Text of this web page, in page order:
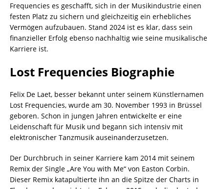
Frequencies es geschafft, sich in der Musikindustrie einen
festen Platz zu sichern und gleichzeitig ein erhebliches
Vermögen aufzubauen. Stand 2024 ist es klar, dass sein
finanzieller Erfolg ebenso nachhaltig wie seine musikalische
Karriere ist.
Lost Frequencies Biographie
Felix De Laet, besser bekannt unter seinem Künstlernamen
Lost Frequencies, wurde am 30. November 1993 in Brüssel
geboren. Schon in jungen Jahren entwickelte er eine
Leidenschaft für Musik und begann sich intensiv mit
elektronischer Tanzmusik auseinanderzusetzen.
Der Durchbruch in seiner Karriere kam 2014 mit seinem
Remix der Single „Are You with Me“ von Easton Corbin.
Dieser Remix katapultierte ihn an die Spitze der Charts in